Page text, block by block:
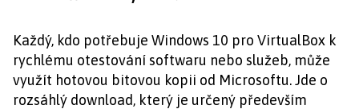
Každý, kdo potřebuje Windows 10 pro VirtualBox k
rychlému otestování softwaru nebo služeb, může
využít hotovou bitovou kopii od Microsoftu. Jde o
rozsáhlý download, který je určený především